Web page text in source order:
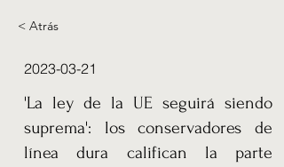
< Atrás
2023-03-21
'La ley de la UE seguirá siendo
suprema': los conservadores de
línea dura califican la parte